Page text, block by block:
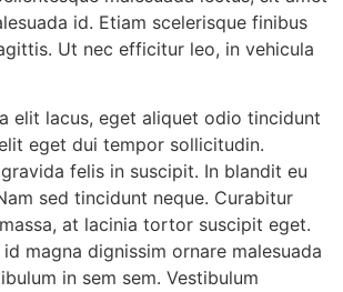
id. Etiam scelerisque finibus
Ut nec efficitur leo, in vehicula
elit lacus, eget aliquet odio tincidunt
eget dui tempor sollicitudin.
felis in suscipit. In blandit eu
sed tincidunt neque. Curabitur
at lacinia tortor suscipit eget.
magna dignissim ornare malesuada
in sem sem. Vestibulum